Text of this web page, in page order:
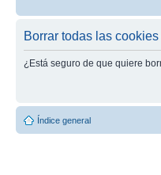
Borrar todas las
¿Está seguro de que quiere
Índice general